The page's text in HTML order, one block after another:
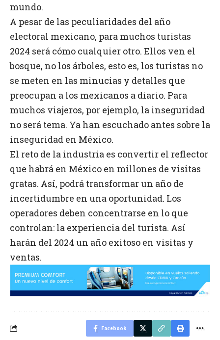
mundo.
A pesar de las peculiaridades del año
electoral mexicano, para muchos turistas
2024 será cómo cualquier otro. Ellos ven el
bosque, no los árboles, esto es, los turistas no
se meten en las minucias y detalles que
preocupan a los mexicanos a diario. Para
muchos viajeros, por ejemplo, la inseguridad
no será tema. Ya han escuchado antes sobre la
inseguridad en México.
El reto de la industria es convertir el reflector
que habrá en México en millones de visitas
gratas. Así, podrá transformar un año de
incertidumbre en una oportunidad. Los
operadores deben concentrarse en lo que
controlan: la experiencia del turista. Así
harán del 2024 un año exitoso en visitas y
ventas.
Facebook